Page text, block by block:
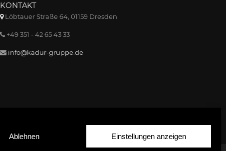
Ablehnen Einstellungen anzeigen
KONTAKT
Löbtauer Straße 64, 01159 Dresden
+49 351 - 42 65 43 33
info@kadur-gruppe.de